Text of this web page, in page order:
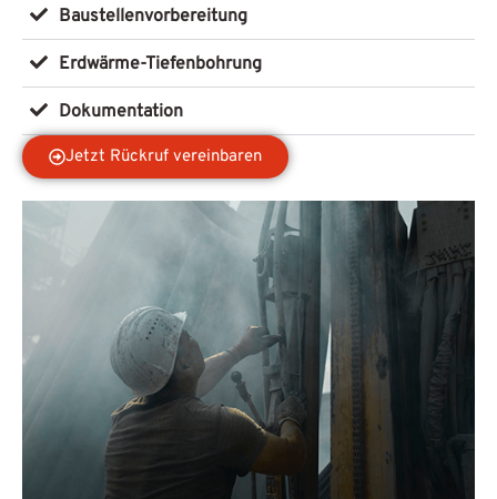
Baustellenvorbereitung
Erdwärme-Tiefenbohrung
Dokumentation
Jetzt Rückruf vereinbaren